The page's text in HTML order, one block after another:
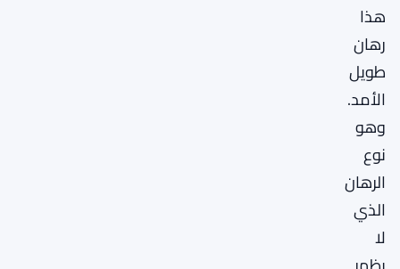
هذا
رهان
طويل
الأمد.
وهو
نوع
الرهان
الذي
لا